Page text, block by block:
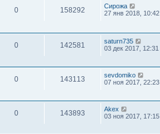
0 158292
Сирожа
27 янв 2018, 10:42
0 142581
saturn735
03 дек 2017, 12:31
0 143113
sevdomiko
07 ноя 2017, 22:23
0 143893
Akex
03 ноя 2017, 17:15